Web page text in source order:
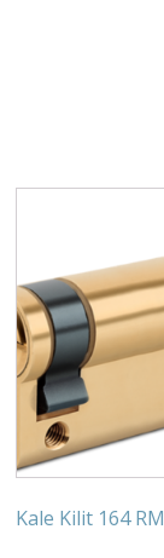
Kale Kilit 164 RM